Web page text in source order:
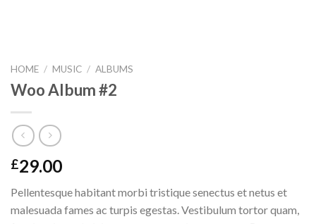
HOME / MUSIC / ALBUMS
Woo Album #2
£29.00
Pellentesque habitant morbi tristique senectus et netus et
malesuada fames ac turpis egestas. Vestibulum tortor quam,